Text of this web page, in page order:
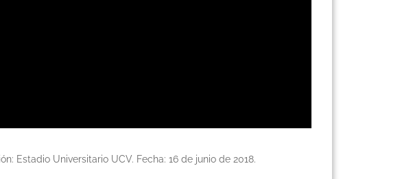
Estadio Universitario UCV. Fecha: 16 de junio de 2018.